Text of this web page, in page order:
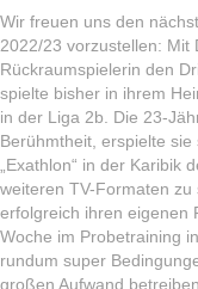
Wir freuen uns den
2022/23 vorzustellen: Mit
Rückraumspielerin den
spielte bisher in ihrem
in der Liga 2b. Die 23-
Berühmtheit, erspielte
„Exathlon“ in der Karibik
weiteren TV-Formaten
erfolgreich ihren eigenen
Woche im Probetraining
rundum super
großen Aufwand